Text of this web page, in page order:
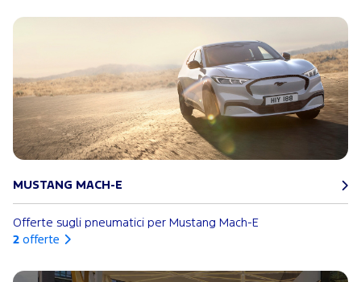
MUSTANG MACH-E
Offerte sugli pneumatici per Mustang Mach-E
2 offerte